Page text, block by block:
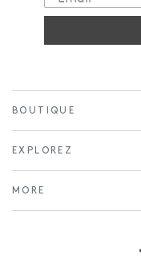
BOUTIQUE
EXPLOREZ
MORE